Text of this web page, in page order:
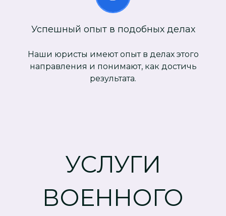
Успешный опыт в подобных делах
Наши юристы имеют опыт в делах этого
направления и понимают, как достичь
результата.
УСЛУГИ
ВОЕННОГО